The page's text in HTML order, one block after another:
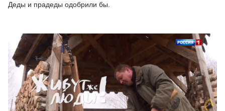
Деды и прадеды одобрили бы.